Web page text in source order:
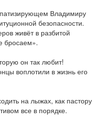
Владимиру
безопасности.
живёт в разбитой
бросаем».
он так любит!
воплотили в жизнь его
на лыжах, как пастору
все в порядке.